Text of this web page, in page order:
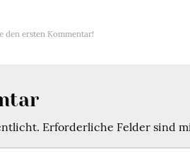
den ersten Kommentar!
Erforderliche Felder sind